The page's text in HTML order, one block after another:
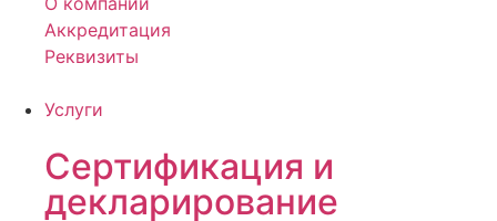
Аккредитация
Реквизиты
Услуги
Сертификация и
декларирование